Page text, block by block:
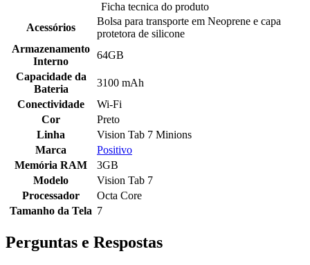
Ficha tecnica do produto
Acessórios
Bolsa para transporte em Neoprene e capa
protetora de silicone
Armazenamento
Interno
64GB
Capacidade da
Bateria
3100 mAh
Conectividade
Wi-Fi
Cor
Preto
Linha
Vision Tab 7 Minions
Marca
Positivo
Memória RAM
3GB
Modelo
Vision Tab 7
Processador
Octa Core
Tamanho da Tela 7
Perguntas e Respostas